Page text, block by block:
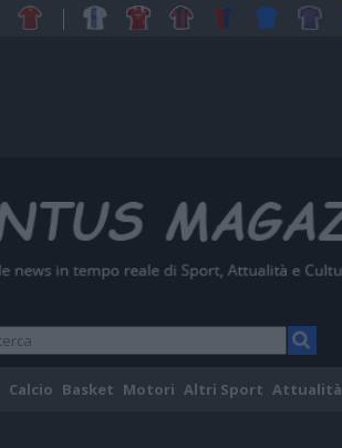
Calcio Basket Motori Altri Sport Attualità